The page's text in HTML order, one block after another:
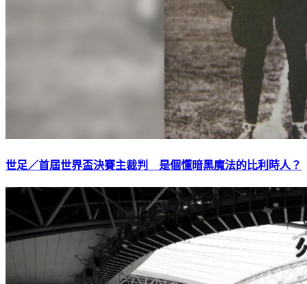
世足／首屆世界盃決賽主裁判 是個懂暗黑魔法的比利時人？